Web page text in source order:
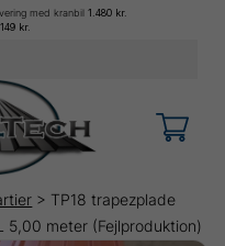
med kranbil 1.480 kr.
149 kr.
> TP18 trapezplade
5,00 meter (Fejlproduktion)